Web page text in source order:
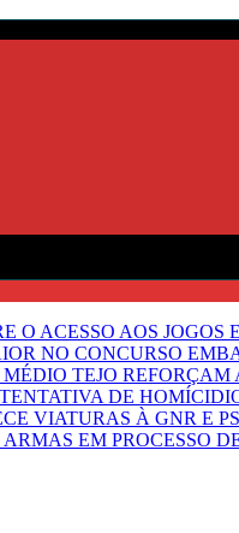
O ACESSO AOS JOGOS
NO CONCURSO
TEJO
DE
VIATURAS À GNR E
EM PROCESSO